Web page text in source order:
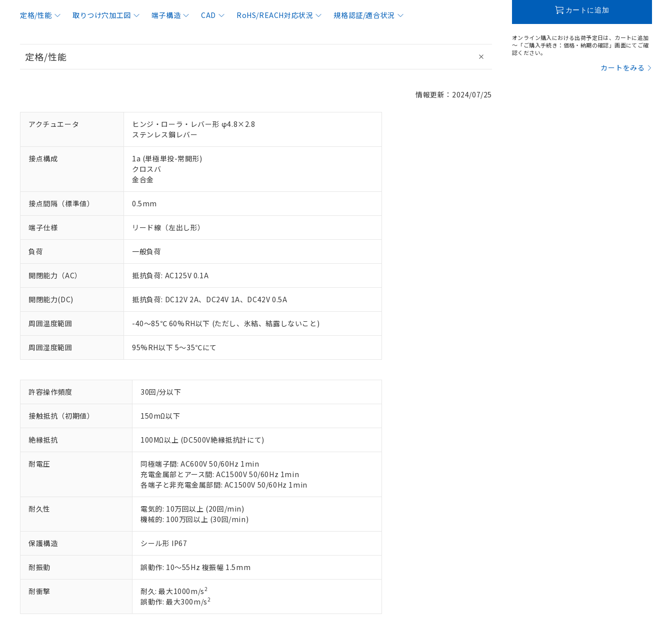
定格/性能 取りつけ穴加工図 端子構造 CAD RoHS/REACH対応状況 規格認証/適合状況
定格/性能
情報更新：2024/07/25
アクチュエータ
ヒンジ・ローラ・レバー形 φ4.8×2.8
ステンレス鋼レバー
接点構成
1a (単極単投-常開形)
クロスバ
金合金
接点間隔（標準値） 0.5mm
端子仕様 リード線（左出し形）
負荷 一般負荷
開閉能力（AC） 抵抗負荷: AC125V 0.1A
開閉能力(DC) 抵抗負荷: DC12V 2A、DC24V 1A、DC42V 0.5A
周囲温度範囲 -40～85℃ 60%RH以下 (ただし、氷結、結露しないこと)
周囲湿度範囲 95%RH以下 5～35℃にて
許容操作頻度 30回/分以下
接触抵抗（初期値） 150mΩ以下
絶縁抵抗 100MΩ以上 (DC500V絶縁抵抗計にて)
耐電圧
同極端子間: AC600V 50/60Hz 1min
充電金属部とアース間: AC1500V 50/60Hz 1min
各端子と非充電金属部間: AC1500V 50/60Hz 1min
耐久性
電気的: 10万回以上 (20回/min)
機械的: 100万回以上 (30回/min)
保護構造 シール形 IP67
耐振動 誤動作: 10～55Hz 複振幅 1.5mm
耐衝撃 耐久: 最大1000m/s2
誤動作: 最大300m/s2
カートに追加
オンライン購入における出荷予定日は、カートに追加
～「ご購入手続き：価格・納期の確認」画面にてご確
認ください。
カートをみる
以下の条件をお読みいただき、同意のうえご利用ください。
当社制御機器事業取扱商品の中には、本サービスの対象外となる商品もあることをご了承ください。
在庫状況および標準価格照会結果は、記載している更新日時点での社内データに基づき作成されるも
のであり、閲覧された時点での実際の在庫および標準価格とは異なる場合があることをご了承くださ
い。
正式な納期状況および標準価格はお客様のお取引先、またはお客様担当のオムロン制御機器販売店・
当社販売員にご相談ください。
オムロン制御機器販売店や当社販売拠点は「
在庫状況および標準価格結果を当社の事前の承諾なく第三者に漏洩または開示しないようお願いしま
ている必要があります。
お客様が当ウェブサイト上で当社にご登録された部品リストについて、当社および当社の共同利用者
が、当社の製品・サービスに関するお客様との取引・商談に必要な範囲で利用することをご了承くだ
さい。
※当社の共同利用者とは、
いる法人を指します。
対応済み：EU RoHS指令（10物質）の非含有に対応した製品が提供可能な商品です。
対応予定：EU RoHS指令（10物質）の非含有に対応した製品に切り替える予定のある商品です。
対応予定なし：EU RoHS指令（10物質）の非含有に非対応の商品で、対応品を出す予定はありません。
非該当品：ライセンス料など無形物で、有害物質有無と関係のない商品です。
仕入先様の事情により、非含有部品としていたものが、含有品と判明した場合などやむを得ず変更すること
*EU RoHS指令（10物質）：
鉛(Pb) 1000ppm以下、 水銀(Hg) 1000ppm以下、 カドミウム(Cd) 100ppm以下、
六価クロム(Cr(Ⅵ)) 1000ppm以下、ポリ臭化ビフェニル類(PBB) 1000ppm以下、ポリ臭化ジフェニルエーテル類(PBDE) 1000ppm以下、
フタル酸ビス(2-エチルヘキシル) (DEHP)(別名：DOP) 1000ppm以下、フタル酸ブチルベンジル（BBP） 1000ppm以下、フタル酸ジブチ
ル（DBP） 1000ppm以下、フタル酸ジイソブチル (DIBP) 1000ppm以下
フタル酸エステル類の４物質については閾値を超える意図的な使用がないことを確認しています。
※2 対応予定月
部品在庫の切り替え状況などにより、予定月が前後することがあります。
※3 非含有証明書ダウンロード
下記の非含有証明書をダウンロードすることができます。
EU RoHS指令（10物質）の非含有証明書
51物質の非含有証明書（当社基準）
※1 中国RoHS○×表
「○」：最大均質材料含有率が中国RoHSの基準値以下であることを示します。
「×」：最大均質材料含有率が中国RoHSの基準値を超えていることを示します。
「－」：未確認です。当社販売部門へお問い合わせください。
Cr(Ⅵ)(六価クロム) : 1000ppm、 PBBs(ポリ臭化ビフェニル類) : 1000ppm、 PBDEs(ポリ臭化ジフェニルエーテル類) : 1000ppm、
DBP(フタル酸ジブチル) : 1000ppm、 DIBP(フタル酸ジイソブチル) : 1000ppm、 BBP(フタル酸ブチルベンジル) : 1000ppm、
DEHP(フタル酸ビス(2-エチルヘキシル)) : 1000ppm
※2 環境保護使用期限
「ｅ」：有害物質（10物質）のすべてが基準値以下であることを示します。
「10」：通常の使用状況下において有害物質が外部に漏えいし、環境に深刻な影響を及ぼさない年数を意
などの必要な手続きをとります。
当社は規制貨物を破棄する場合は、完全に破砕するなど、違法に輸出されないよう必要な手段を講じ
ます。
当社は貴社製品を、核兵器、ミサイル、化学兵器、生物兵器またはその他武器並びにこれらの製造装
置等に一切使用いたしません。
当社は、貴社製品を第三者に販売する場合は、上記1、2および3の内容を当該第三者に通知します。
また当社は、販売先および販売に係わる関係者が違法に輸出するおそれがある場合は、取り引きをい
たしません。
記
説明
○ 一定数以上の在庫あり
△ 一定数には満たないが在庫あり
－
在庫なし(最新の在庫状況については、お客様のお取引先、またはお客様担当のオムロン制御
機器販売店・当社販売員にご確認ください)
空
白
受注生産機種、また在庫状況の情報を公開していない機種